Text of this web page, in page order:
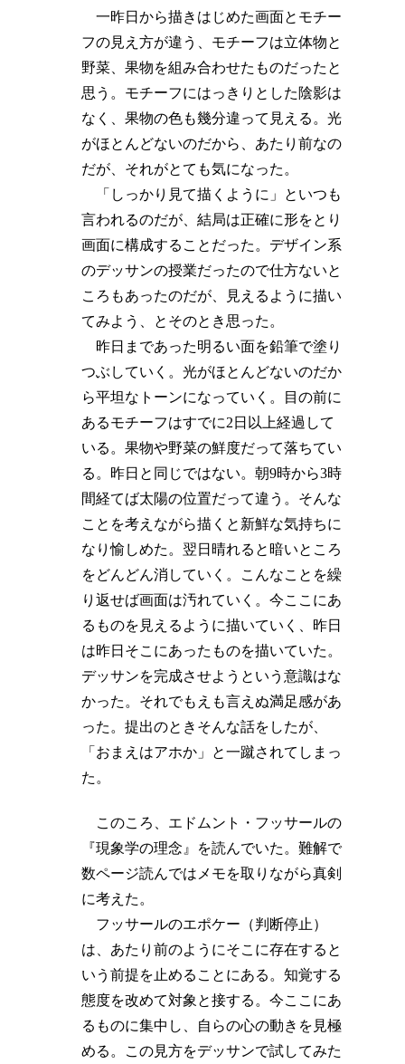
一昨日から描きはじめた画面とモチー
フの見え方が違う、モチーフは立体物と
野菜、果物を組み合わせたものだったと
思う。モチーフにはっきりとした陰影は
なく、果物の色も幾分違って見える。光
がほとんどないのだから、あたり前なの
だが、それがとても気になった。
「しっかり見て描くように」といつも
言われるのだが、結局は正確に形をとり
画面に構成することだった。デザイン系
のデッサンの授業だったので仕方ないと
ころもあったのだが、見えるように描い
てみよう、とそのとき思った。
昨日まであった明るい面を鉛筆で塗り
つぶしていく。光がほとんどないのだか
ら平坦なトーンになっていく。目の前に
あるモチーフはすでに2日以上経過して
いる。果物や野菜の鮮度だって落ちてい
る。昨日と同じではない。朝9時から3時
間経てば太陽の位置だって違う。そんな
ことを考えながら描くと新鮮な気持ちに
なり愉しめた。翌日晴れると暗いところ
をどんどん消していく。こんなことを繰
り返せば画面は汚れていく。今ここにあ
るものを見えるように描いていく、昨日
は昨日そこにあったものを描いていた。
デッサンを完成させようという意識はな
かった。それでもえも言えぬ満足感があ
った。提出のときそんな話をしたが、
「おまえはアホか」と一蹴されてしまっ
た。
このころ、エドムント・フッサールの
『現象学の理念』を読んでいた。難解で
数ページ読んではメモを取りながら真剣
に考えた。
フッサールのエポケー（判断停止）
は、あたり前のようにそこに存在すると
いう前提を止めることにある。知覚する
態度を改めて対象と接する。今ここにあ
るものに集中し、自らの心の動きを見極
める。この見方をデッサンで試してみた